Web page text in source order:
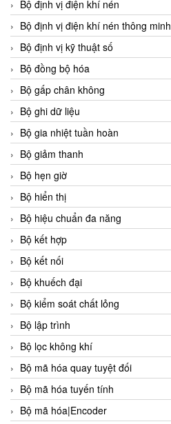
Bộ định vị điện khí nén
Bộ định vị điện khí nén thông minh
Bộ định vị kỹ thuật số
Bộ đồng bộ hóa
Bộ gấp chân không
Bộ ghi dữ liệu
Bộ gia nhiệt tuần hoàn
Bộ giảm thanh
Bộ hẹn giờ
Bộ hiển thị
Bộ hiệu chuẩn đa năng
Bộ kết hợp
Bộ kết nối
Bộ khuếch đại
Bộ kiểm soát chất lỏng
Bộ lập trình
Bộ lọc không khí
Bộ mã hóa quay tuyệt đối
Bộ mã hóa tuyến tính
Bộ mã hóa|Encoder